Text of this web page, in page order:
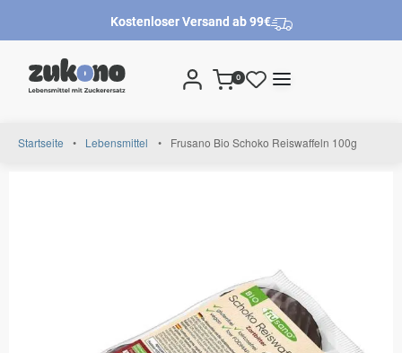
Kostenloser Versand ab 99€
0
Startseite • Lebensmittel • Frusano Bio Schoko Reiswaffeln 100g